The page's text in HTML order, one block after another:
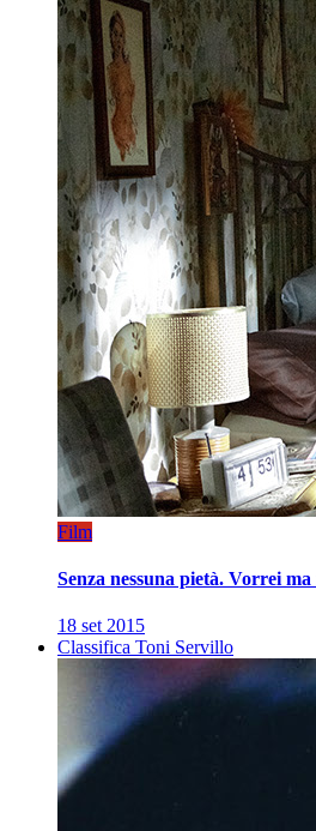
Film
Senza nessuna pietà. Vorrei ma
18 set 2015
Classifica Toni Servillo